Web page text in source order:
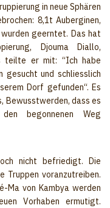
in neue Sphären
8,1t Auberginen,
geerntet. Das hat
Djouma Diallo,
teilte er mit: “Ich habe
gesucht und schliesslich
Dorf gefunden“. Es
Bewusstwerden, dass es
begonnenen Weg
nicht befriedigt. Die
Truppen voranzutreiben.
Ma von Kambya werden
Vorhaben ermutigt.